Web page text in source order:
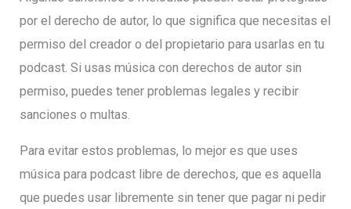
por el derecho de autor, lo que significa que necesitas el
permiso del creador o del propietario para usarlas en tu
podcast. Si usas música con derechos de autor sin
permiso, puedes tener problemas legales y recibir
sanciones o multas.
Para evitar estos problemas, lo mejor es que uses
música para podcast libre de derechos, que es aquella
que puedes usar libremente sin tener que pagar ni pedir